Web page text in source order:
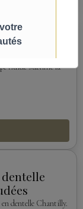
nœuds
fluide sublime la
dentelle
en dentelle Chantilly.